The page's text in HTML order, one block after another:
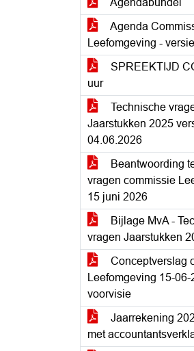
Agendabundel
Agenda
Leefomgeving -
SPREEKTIJD
uur
Technische
Jaarstukken 2025
04.06.2026
Beantwoording
vragen commissie
15 juni 2026
Bijlage MvA -
vragen Jaarstukken
Conceptverslag
Leefomgeving 15-
voorvisie
Jaarrekening
met